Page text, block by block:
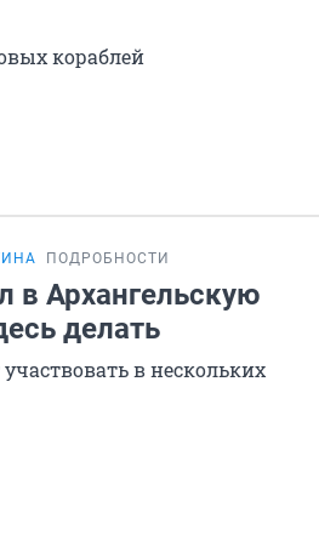
кораблей
ПОДРОБНОСТИ
в Архангельскую
делать
в нескольких